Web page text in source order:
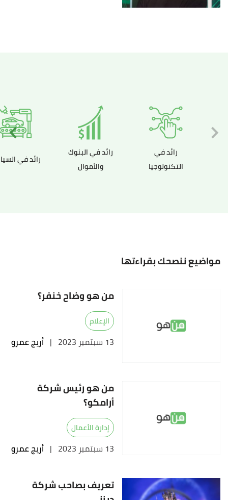
رائد في
التكنولوجيا
رائد في البنوك
والأموال
رائد في
مواضيع ننصحك بقراءتها
من هو وضاح خنفر؟
الإعلام
13 سبتمبر 2023 | أريج عمرو
من هو رئيس شركة
أرامكو؟
إدارة الأعمال
13 سبتمبر 2023 | أريج عمرو
تعريف بصاحب شركة